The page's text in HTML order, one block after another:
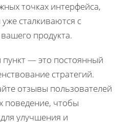
точках интерфейса,
сталкиваются с
продукта.
— это постоянный
стратегий.
отзывы пользователей
поведение, чтобы
улучшения и